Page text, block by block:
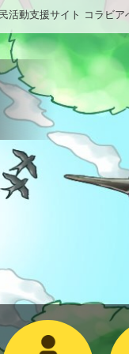
活動支援サイト コラビア